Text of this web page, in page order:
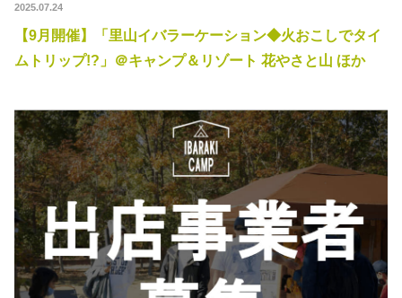
2025.07.24
【9月開催】「里山イバラーケーション◆火おこしでタイ
ムトリップ!?」＠キャンプ＆リゾート 花やさと山 ほか